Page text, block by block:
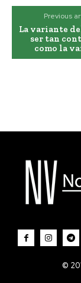
Previous
La variante
ser tan
como la
©